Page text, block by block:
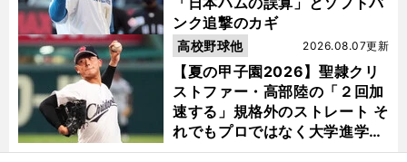
ンク追撃のカギ
【夏の甲子園2026】聖隷クリ
ストファー・高部陸の「２回加
速する」規格外のストレート そ
れでもプロではなく大学進学を
選ぶ理由
2026.08.07更新
高校野球他